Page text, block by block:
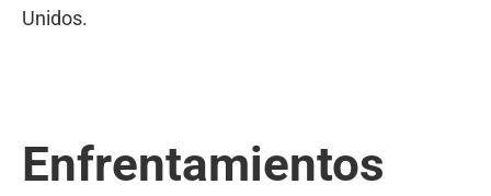
Unidos.
Enfrentamientos